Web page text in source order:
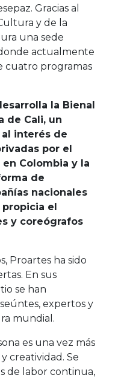
Gracias al
y de la
una sede
actualmente
cuatro programas
la Bienal
de Cali, un
interés de
por el
Colombia y la
de
nacionales
el
y coreógrafos
Proartes ha sido
En sus
se han
expertos y
mundial.
es una vez más
creatividad. Se
de labor continua,